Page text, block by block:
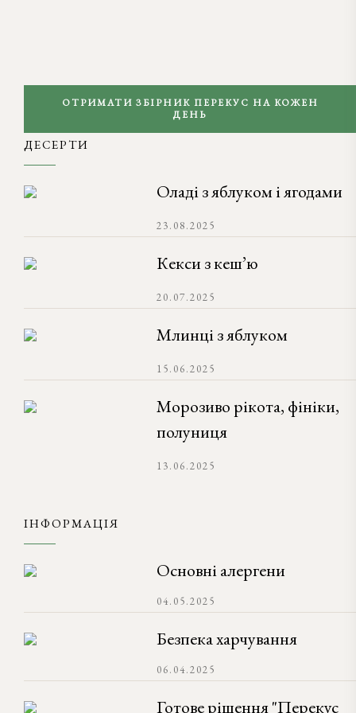
ОТРИМАТИ ЗБІРНИК ПЕРЕКУС НА КОЖЕН
ДЕНЬ
ДЕСЕРТИ
Оладі з яблуком і ягодами
23.08.2025
Кекси з кеш’ю
20.07.2025
Млинці з яблуком
15.06.2025
Морозиво рікота, фініки,
полуниця
13.06.2025
ІНФОРМАЦІЯ
Основні алергени
04.05.2025
Безпека харчування
06.04.2025
Готове рішення "Перекус